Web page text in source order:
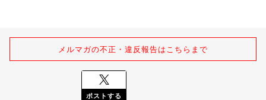
メルマガの不正・違反報告はこちらまで
ポストする